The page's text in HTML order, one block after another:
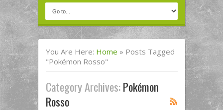
You Are Here: Home » Posts Tagged
"Pokémon Rosso"
Category Archives:Pokémon
Rosso